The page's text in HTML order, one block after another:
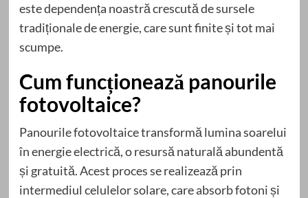
este dependența noastră crescută de sursele
tradiționale de energie, care sunt finite și tot mai
scumpe.
Cum funcționează panourile
fotovoltaice?
Panourile fotovoltaice transformă lumina soarelui
în energie electrică, o resursă naturală abundentă
și gratuită. Acest proces se realizează prin
intermediul celulelor solare, care absorb fotoni și